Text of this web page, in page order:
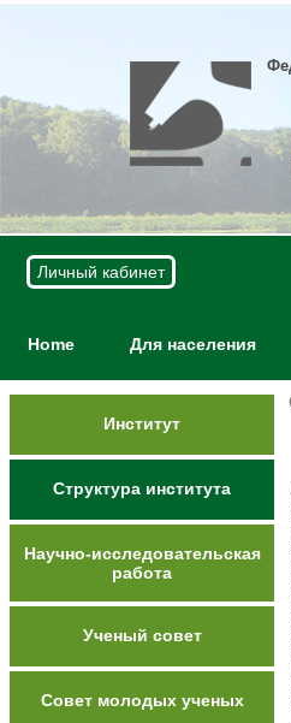
Личный кабинет
Home Для населения
Институт
Структура института
Научно-исследовательская
работа
Ученый совет
Совет молодых ученых